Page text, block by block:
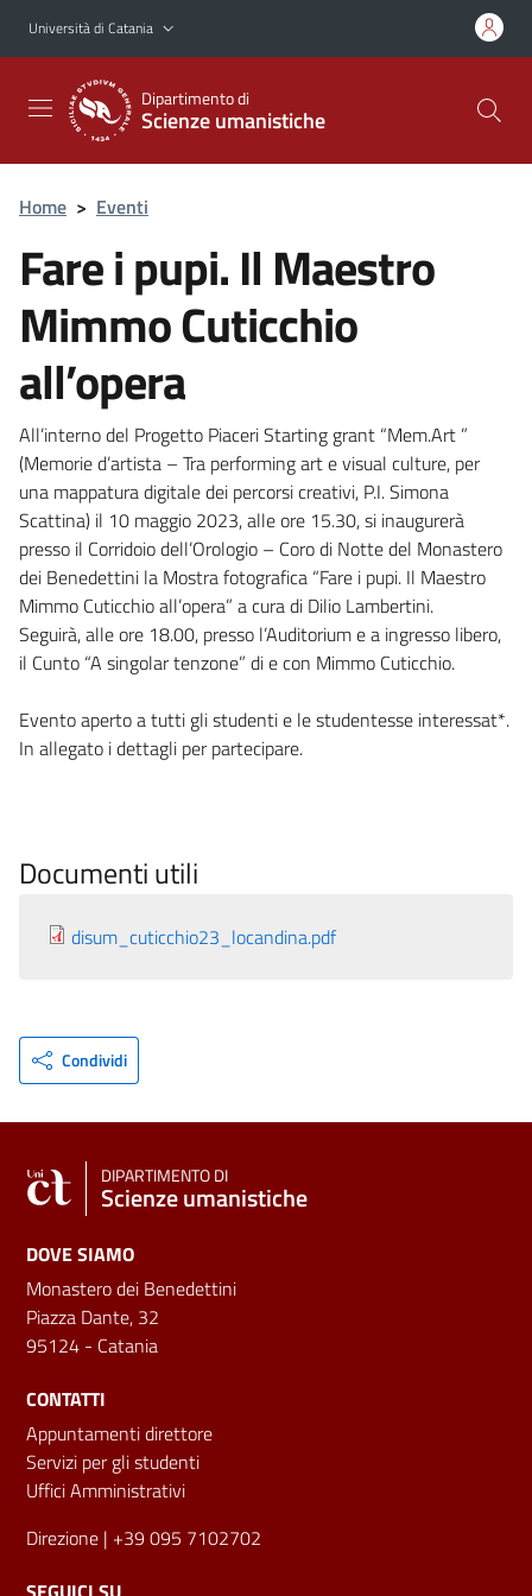
Vai al contenuto principale
Vai al menu di navigazione
Università di Catania
Dipartimento di
Scienze umanistiche
Home > Eventi
Fare i pupi. Il Maestro
Mimmo Cuticchio
all’opera
All’interno del Progetto Piaceri Starting grant “Mem.Art ”
(Memorie d’artista – Tra performing art e visual culture, per
una mappatura digitale dei percorsi creativi, P.I. Simona
Scattina) il 10 maggio 2023, alle ore 15.30, si inaugurerà
presso il Corridoio dell’Orologio – Coro di Notte del Monastero
dei Benedettini la Mostra fotografica “Fare i pupi. Il Maestro
Mimmo Cuticchio all’opera” a cura di Dilio Lambertini.
Seguirà, alle ore 18.00, presso l’Auditorium e a ingresso libero,
il Cunto “A singolar tenzone” di e con Mimmo Cuticchio.
Evento aperto a tutti gli studenti e le studentesse interessat*.
In allegato i dettagli per partecipare.
Documenti utili
disum_cuticchio23_locandina.pdf
Condividi
DIPARTIMENTO DI
Scienze umanistiche
DOVE SIAMO
Monastero dei Benedettini
Piazza Dante, 32
95124 - Catania
CONTATTI
Appuntamenti direttore
Servizi per gli studenti
Uffici Amministrativi
Direzione | +39 095 7102702